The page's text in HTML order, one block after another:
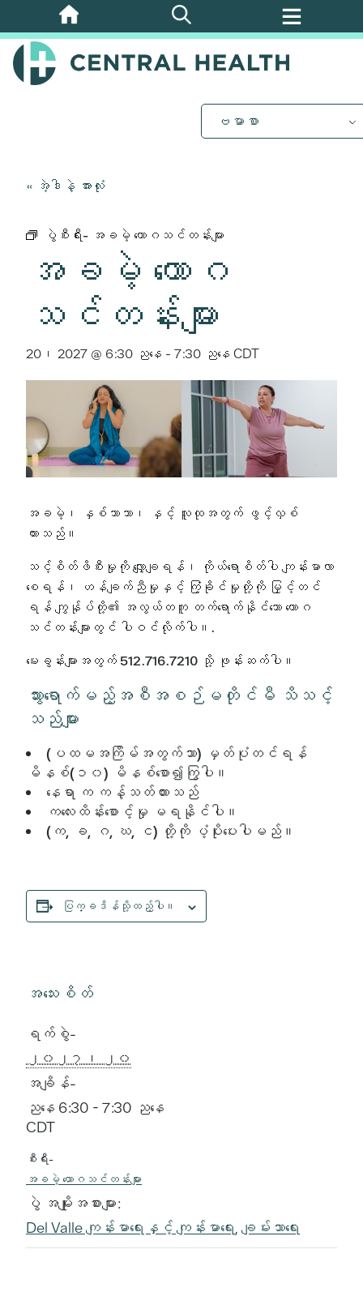
အဓိက
အကြောင်းအရာ
သို့
ဗမာစာ
« အဲ့ဒါနဲ့ အားလုံး
ပွဲစီးရီး- အခမဲ့ ယောဂသင်တန်းများ
အခမဲ့ ယောဂ
သင်တန်းများ
20၊ 2027 @ 6:30 ညနေ - 7:30 ညနေ CDT
အခမဲ့၊ နှစ်ဘာသာ၊ နှင့် လူထုအတွက် ဖွင့်လှစ်
ထားသည်။
သင့်စိတ်ဖိစီးမှုကို လျှော့ချရန်၊ ကိုယ်ရောစိတ်ပါ ကျန်းမာလာ
စေရန်၊ ဟန်ချက်ညီမှုနှင့် ကြံ့ခိုင်မှုတို့ကို မြှင့်တင်
ရန် ကျွန်ုပ်တို့၏ အလွယ်တကူ တက်ရောက်နိုင်သော ယောဂ
သင်တန်းများတွင် ပါဝင်လိုက်ပါ။.
မေးခွန်းများအတွက် 512.716.7210 သို့ ဖုန်းဆက်ပါ။
သွားရောက်မည့်အစီအစဉ်မတိုင်မီ သိသင့်
သည်များ
(ပထမအကြိမ်အတွက်သာ) မှတ်ပုံတင်ရန်
မိနစ်(၁၀) မိနစ်စော၍ကြွပါ။
နေရာ က ကန့်သတ်ထားသည်
ကလေးထိန်းစောင့်မှု မရနိုင်ပါ။
(က, ခ, ဂ, ဃ, င) တို့ကို ပံ့ပိုးပေးပါမည်။
ပြက္ခဒိန်သို့ထည့်ပါ။
အသေးစိတ်
ရက်စွဲ-
၂၀၂၇၊ ၂၀
အချိန်-
ညနေ 6:30 - 7:30 ညနေ
CDT
စီးရီး-
အခမဲ့ ယောဂသင်တန်းများ
ပွဲ အမျိုးအစားများ:
Del Valle ကျန်းမာရေးနှင့် ကျန်းမာရေး, ချမ်းသာရေး